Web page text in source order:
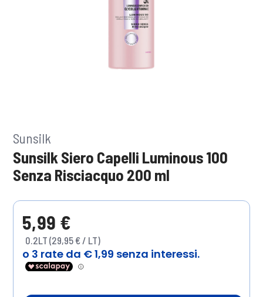
Sunsilk
Sunsilk Siero Capelli Luminous 100
Senza Risciacquo 200 ml
5,99 €
0.2LT (29,95 € / LT)